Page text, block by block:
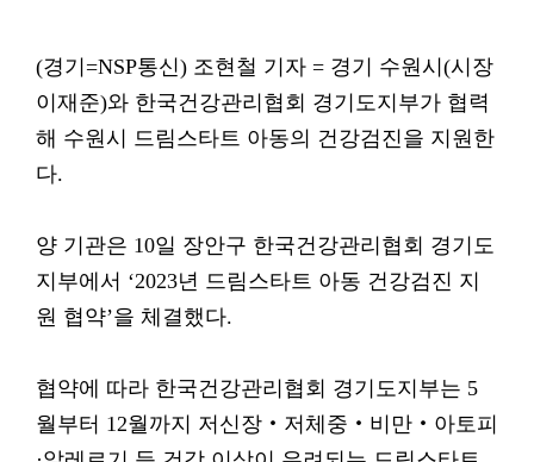
(경기=NSP통신) 조현철 기자 = 경기 수원시(시장
이재준)와 한국건강관리협회 경기도지부가 협력
해 수원시 드림스타트 아동의 건강검진을 지원한
다.
양 기관은 10일 장안구 한국건강관리협회 경기도
지부에서 ‘2023년 드림스타트 아동 건강검진 지
원 협약’을 체결했다.
협약에 따라 한국건강관리협회 경기도지부는 5
월부터 12월까지 저신장‧저체중‧비만‧아토피